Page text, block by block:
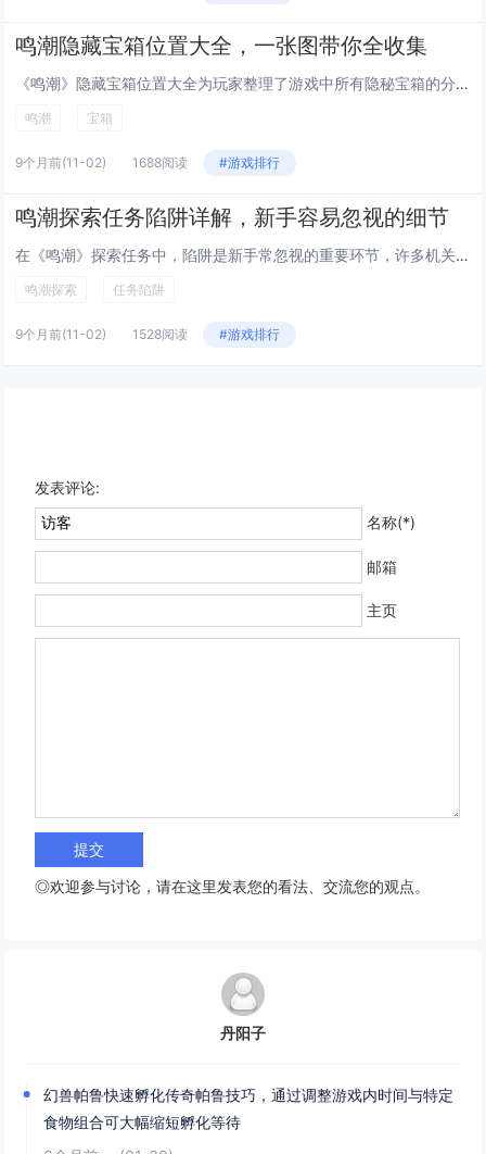
鸣潮隐藏宝箱位置大全，一张图带你全收集
《鸣潮》隐藏宝箱位置大全为玩家整理了游戏中所有隐秘宝箱的分布点，通过一张详细地图全面标注了各区域宝箱的具体位置，帮助玩家...
鸣潮 宝箱
9个月前(11-02) 1688阅读 #游戏排行
鸣潮探索任务陷阱详解，新手容易忽视的细节
在《鸣潮》探索任务中，陷阱是新手常忽视的重要环节，许多机关看似普通，实则暗藏杀机，如地面裂缝、异常光影或静止的装置，往往...
鸣潮探索 任务陷阱
9个月前(11-02) 1528阅读 #游戏排行
发表评论:
名称(*)
邮箱
主页
◎欢迎参与讨论，请在这里发表您的看法、交流您的观点。
丹阳子
幻兽帕鲁快速孵化传奇帕鲁技巧，通过调整游戏内时间与特定
食物组合可大幅缩短孵化等待